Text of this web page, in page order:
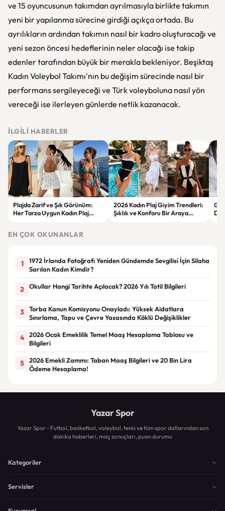
ve 15 oyuncusunun takımdan ayrılmasıyla birlikte takımın
yeni bir yapılanma sürecine girdiği açıkça ortada. Bu
ayrılıkların ardından takımın nasıl bir kadro oluşturacağı ve
yeni sezon öncesi hedeflerinin neler olacağı ise takip
edenler tarafından büyük bir merakla bekleniyor. Beşiktaş
Kadın Voleybol Takımı'nın bu değişim sürecinde nasıl bir
performans sergileyeceği ve Türk voleyboluna nasıl yön
vereceği ise ilerleyen günlerde netlik kazanacak.
İLGILI HABERLER
Plajda Zarif ve Şık Görünüm:
Her Tarza Uygun Kadın Plaj
2026 Kadın Plaj Giyim Trendleri:
Şıklık ve Konforu Bir Araya
EN ÇOK OKUNANLAR
1
1972 İrlanda Fotoğrafı Yeniden Gündemde Sevgilisi İçin Silaha
Sarılan Kadın Kimdir?
2 Okullar Hangi Tarihte Açılacak? 2026 Yılı Tatil Bilgileri
3
Torba Kanun Komisyonu Onayladı: Yüksek Aidatlara
Sınırlama, Tapu ve Çevre Yasasında Köklü Değişiklikler
4
2026 Ocak Emeklilik Temel Maaş Hesaplama Tablosu ve
Bilgileri
5
2026 Emekli Zammı: Taban Maaş Bilgileri ve 20 Bin Lira
Ödeme Hesaplama!
Yazar Spor
Yazar Spor - Futbol, basketbol, voleybol, tenis ve tüm spor dallarından son
dakika haberleri, maç sonuçları, puan durumu
Kategoriler
Servisler